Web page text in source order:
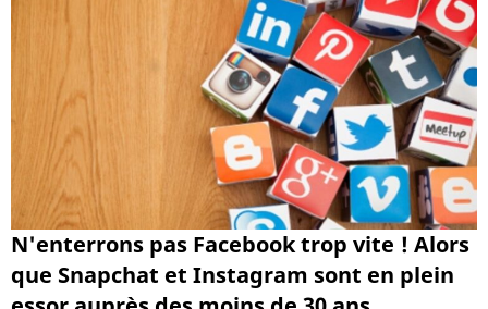
N'enterrons pas Facebook trop vite ! Alors
que Snapchat et Instagram sont en plein